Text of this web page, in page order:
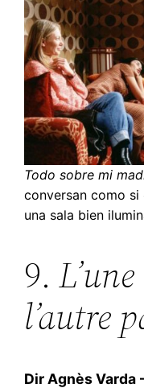
Todo sobre mi
conversan como
una sala bien
9.
l’autre
Dir Agnès Varda